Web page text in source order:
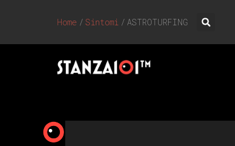
Home / Sintomi / ASTROTURFING